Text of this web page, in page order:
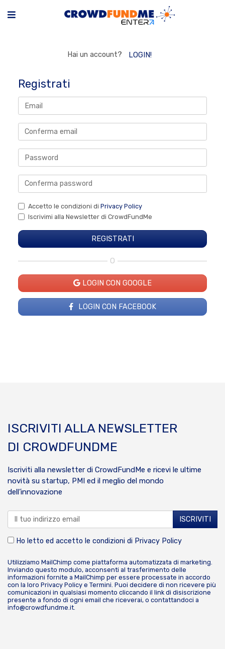
Hai un account? LOGIN!
Registrati
Accetto le condizioni di Privacy Policy
Iscrivimi alla Newsletter di CrowdFundMe
O
LOGIN CON GOOGLE
LOGIN CON FACEBOOK
ISCRIVITI ALLA NEWSLETTER
DI CROWDFUNDME
Iscriviti alla newsletter di CrowdFundMe e ricevi le ultime
novità su startup, PMI ed il meglio del mondo
dell’innovazione
Ho letto ed accetto le condizioni di Privacy Policy
Utilizziamo MailChimp come piattaforma automatizzata di marketing.
Inviando questo modulo, acconsenti al trasferimento delle
informazioni fornite a MailChimp per essere processate in accordo
con la loro Privacy Policy e Termini. Puoi decidere di non ricevere più
comunicazioni in qualsiasi momento cliccando il link di disiscrizione
presente a fondo di ogni email che riceverai, o contattandoci a
info@crowdfundme.it.